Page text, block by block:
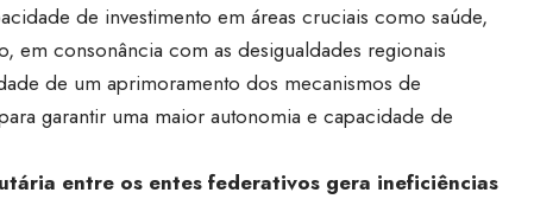
de investimento em áreas cruciais como saúde,
em consonância com as desigualdades regionais
de um aprimoramento dos mecanismos de
garantir uma maior autonomia e capacidade de
entre os entes federativos gera ineficiências